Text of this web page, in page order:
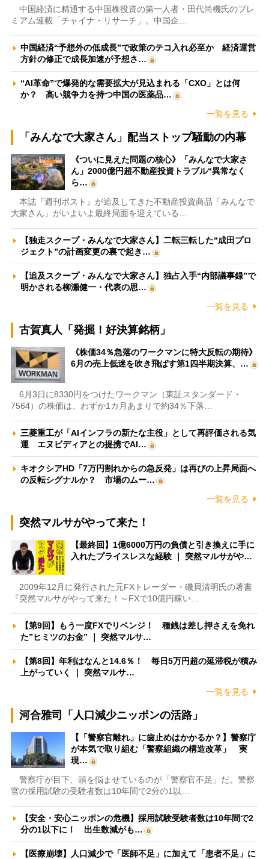
中国経済に精通する中国株投資の第一人者・田代尚機氏のプレ
ミアム連載「チャイナ・リサーチ」。中国企…
中国経済“予想外の低成長”で政策のテコ入れ必至か 経済運営
方針の修正で成長加速が予想さ…
“AI革命”で爆発的な需要拡大が見込まれる「CXO」とは何
か？ 高い競争力を持つ中国の医薬品…
一覧を見る
「みんなで大家さん」配当ストップ騒動の内幕
《ついに見えた問題の核心》「みんなで大家さ
ん」2000億円超不動産投資トラブル“異常なく
ら…
本誌『週刊ポスト』が追及してきた不動産投資商品「みんなで
大家さん」がいよいよ最終局面を迎えている…
【独走スクープ・みんなで大家さん】二転三転した“成田プロ
ジェクト”の計画変更の裏で起き…
【追及スクープ・みんなで大家さん】独占入手“内部議事録”で
明かされる柳瀬健一・代表の思…
一覧を見る
古賀真人「発掘！好決算銘柄」
《株価34％急落のワークマンに特大反転の期待》
6月の売上低迷を吹き飛ばす第1四半期決算、…
6月3日に8330円をつけたワークマン（東証スタンダード・
7564）の株価は、わずか1カ月あまりで約34％下落…
三菱重工が「AIインフラの新たな主役」として再評価される気
運 エヌビディアとの提携でAI…
キオクシアHD「7万円割れからの急反発」は再びの上昇局面へ
の反転シグナルか？ 市場のムー…
一覧を見る
突然マルサがやって来た！
【最終回】1億6000万円の負債と引き換えに手に
入れたプライスレスな経験 ｜ 突然マルサがや…
2009年12月に発行された元FXトレーダー・磯貝清明氏の著書
『突然マルサがやって来た！～FXで10億円稼い…
【第9回】もう一度FXでリベンジ！ 種銭は差し押さえを免れ
た”ヒミツのお金” ｜ 突然マルサ…
【第8回】年利はなんと14.6％！ 毎日5万円超の延滞税が積み
上がっていく ｜ 突然マルサ…
一覧を見る
河合雅司「人口減少ニッポンの活路」
【「警察官離れ」に歯止めはかかるか？】警察庁
が本気で取り組む「警察組織の構造改革」 実
現…
警察庁が目下、頭を悩ませているのが「警察官不足」だ。警察
官の採用試験の受験者数は10年間で2分の1以…
【安全・安心ニッポンの危機】採用試験受験者数は10年間で2
分の1以下に！ 出生数減がも…
【医療崩壊】人口減少で「医師不足」に加えて「患者不足」に